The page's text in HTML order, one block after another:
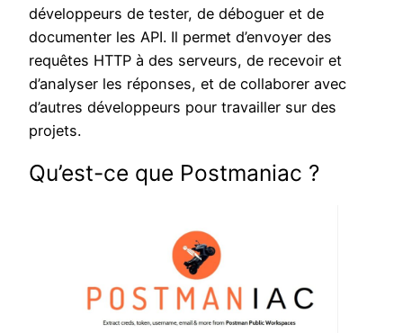
développeurs de tester, de déboguer et de
documenter les API. Il permet d’envoyer des
requêtes HTTP à des serveurs, de recevoir et
d’analyser les réponses, et de collaborer avec
d’autres développeurs pour travailler sur des
projets.
Qu’est-ce que Postmaniac ?